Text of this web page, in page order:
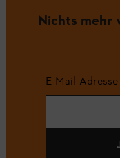
Nichts mehr
E-Mail-Adresse